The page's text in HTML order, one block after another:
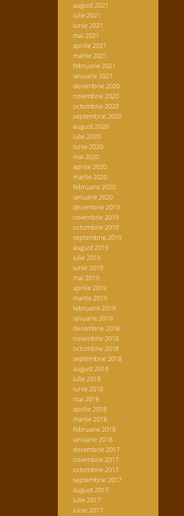
august 2021
iulie 2021
iunie 2021
mai 2021
aprilie 2021
martie 2021
februarie 2021
ianuarie 2021
decembrie 2020
noiembrie 2020
octombrie 2020
septembrie 2020
august 2020
iulie 2020
iunie 2020
mai 2020
aprilie 2020
martie 2020
februarie 2020
ianuarie 2020
decembrie 2019
noiembrie 2019
octombrie 2019
septembrie 2019
august 2019
iulie 2019
iunie 2019
mai 2019
aprilie 2019
martie 2019
februarie 2019
ianuarie 2019
decembrie 2018
noiembrie 2018
octombrie 2018
septembrie 2018
august 2018
iulie 2018
iunie 2018
mai 2018
aprilie 2018
martie 2018
februarie 2018
ianuarie 2018
decembrie 2017
noiembrie 2017
octombrie 2017
septembrie 2017
august 2017
iulie 2017
iunie 2017